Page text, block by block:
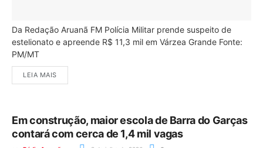
Da Redação Aruanã FM Polícia Militar prende suspeito de
estelionato e apreende R$ 11,3 mil em Várzea Grande Fonte:
PM/MT
LEIA MAIS
Em construção, maior escola de Barra do Garças
contará com cerca de 1,4 mil vagas